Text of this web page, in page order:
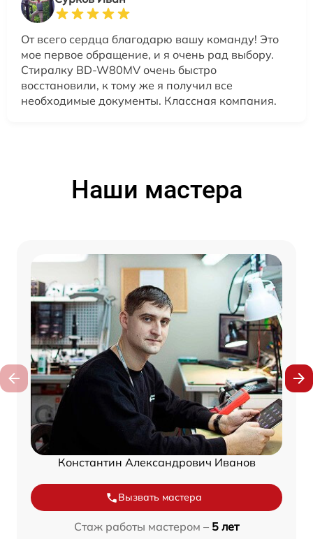
От всего сердца благодарю вашу команду! Это
мое первое обращение, и я очень рад выбору.
Стиралку BD-W80MV очень быстро
восстановили, к тому же я получил все
необходимые документы. Классная компания.
Наши мастера
Константин Александрович Иванов
Вызвать мастера
Стаж работы мастером – 5 лет